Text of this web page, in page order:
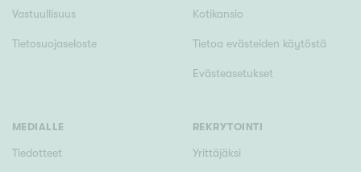
Vastuullisuus
Tietosuojaseloste
Kotikansio
Tietoa evästeiden käytöstä
Evästeasetukset
MEDIALLE
Tiedotteet
REKRYTOINTI
Yrittäjäksi